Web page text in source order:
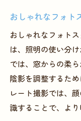
安いフォ
フォトス
ト
カメラマ
戦略
貸しスタジオ
おしゃれなフォト
おしゃれなフォト
は、照明の使い分
では、窓からの柔
陰影を調整するた
レート撮影では、
識することで、よ